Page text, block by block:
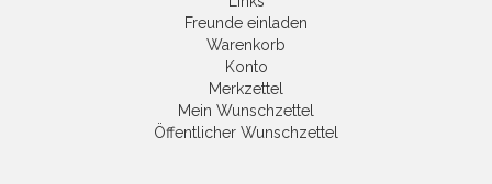
Freunde einladen
Warenkorb
Konto
Merkzettel
Mein Wunschzettel
Öffentlicher Wunschzettel